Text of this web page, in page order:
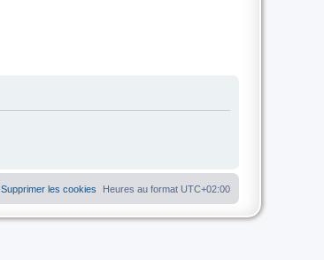
Heures au format UTC+02:00
Supprimer les cookies